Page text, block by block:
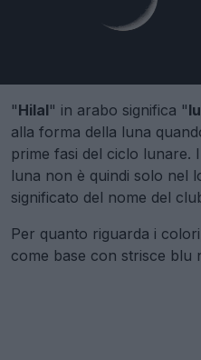
"Hilal" in arabo significa "
alla forma della luna
prime fasi del ciclo lunare.
luna non è quindi solo nel
significato del nome del
Per quanto riguarda i
come base con strisce blu